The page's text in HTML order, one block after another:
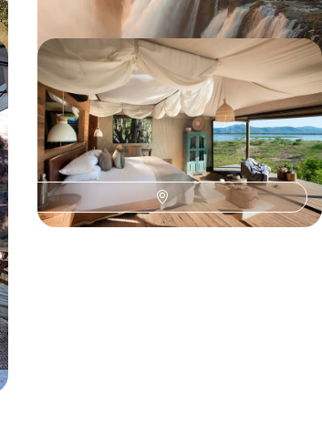
Avion-taxi et safaris mythiques - Le
Zimbabwe en lodges d'exception
Survoler et explorer les plus beaux parcs du
Zimbabwe, en privilégiant des étapes de choix
11 jours, de 13300 à 17900 $ CA